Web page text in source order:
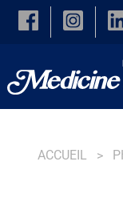
Skip to main content
ACCUEIL